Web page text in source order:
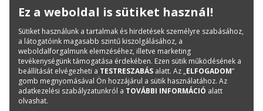
Kopó-és tisztítóanyagok
Márka:
Kodak
Kérdése van?
Ez a weboldal is sütiket használ!
Sütiket használunk a tartalmak és hirdetések személyre szabásához,
a látogatóink magasabb szintű kiszolgálásához, a
weboldalforgalmunk elemzéséhez, illetve marketing
tevékenységünk támogatása érdekében. Ezen sütik működésének a
beállítását elvégezheti a TESTRESZABÁS alatt. Az „ELFOGADOM”
gomb megnyomásával Ön hozzájárul a sütik használatához. Az
adatkezelési szabályzatunkról a TOVÁBBI INFORMÁCIÓ alatt
olvashat.